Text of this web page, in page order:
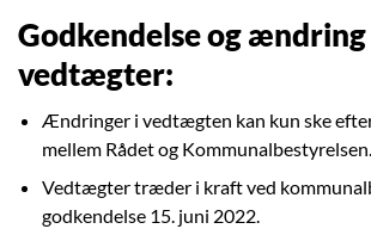
Godkendelse og
vedtægter:
Ændringer i vedtægten kan kun ske
mellem Rådet og Kommunalbestyrelsen.
Vedtægter træder i kraft ved
godkendelse 15. juni 2022.